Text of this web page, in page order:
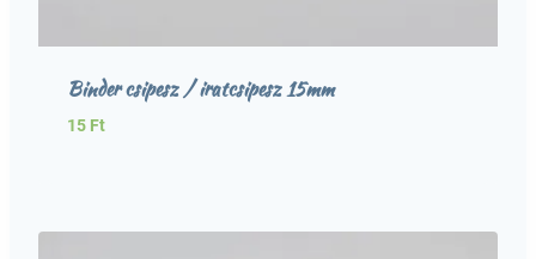
Binder csipesz / iratcsipesz 15mm
15 Ft